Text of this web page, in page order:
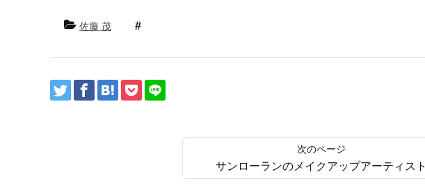
佐藤 茂
サンローランのメイクアップアーティスト